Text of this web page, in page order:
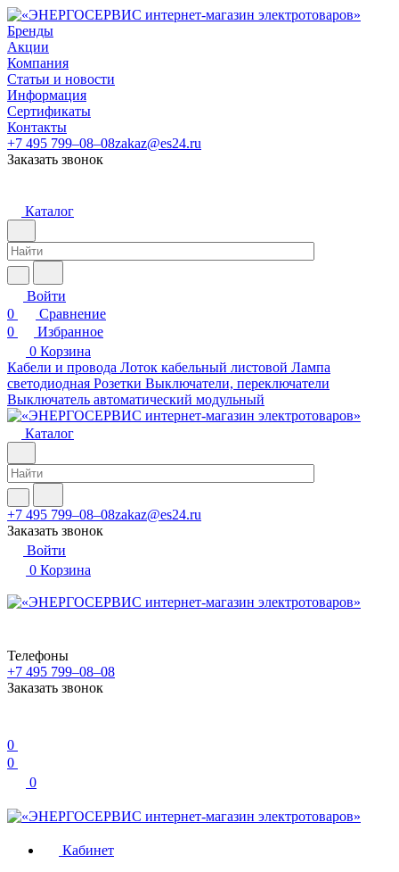
Бренды
Акции
Компания
Статьи и новости
Информация
Сертификаты
Контакты
+7 495 799–08–08zakaz@es24.ru
Заказать звонок
Каталог
Войти
0
Сравнение
0
Избранное
0 Корзина
Кабели и провода Лоток кабельный листовой Лампа
светодиодная Розетки Выключатели, переключатели
Выключатель автоматический модульный
Каталог
+7 495 799–08–08zakaz@es24.ru
Заказать звонок
Войти
0 Корзина
Телефоны
+7 495 799–08–08
Заказать звонок
0
0
0
Кабинет